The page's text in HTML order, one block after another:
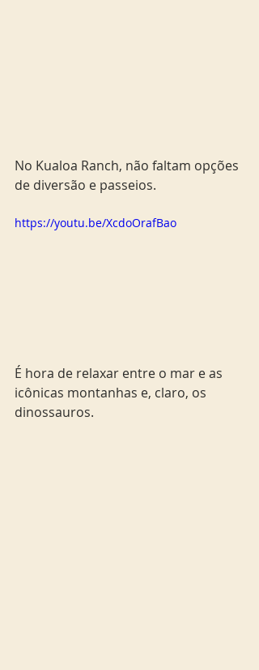
No Kualoa Ranch, não faltam opções
de diversão e passeios.
https://youtu.be/XcdoOrafBao
É hora de relaxar entre o mar e as
icônicas montanhas e, claro, os
dinossauros.